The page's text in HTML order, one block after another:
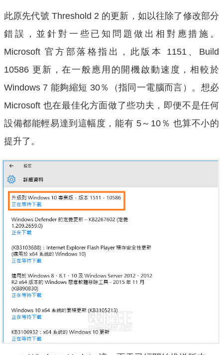
此原先代號 Threshold 2 的更新，如以往除了修改部分
錯誤，並針對一些已知問題做出相對應措施。
Microsoft 官方部落格指出，此版本 1151、Build
10586 更新，在一般應用的開機啟動速度，相較於
Windows 7 能夠縮短 30％（指同一電腦而言）。想必
Microsoft 也在最佳化方面做了些功夫，即便不是任何
設備都能輕易達到這幅度，能有 5～10％ 也算不小的
提升了。